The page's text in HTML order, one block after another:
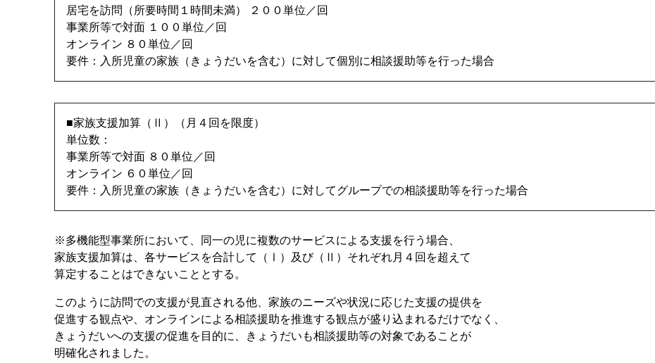
居宅を訪問（所要時間１時間未満） ２００単位／回
事業所等で対面 １００単位／回
オンライン ８０単位／回
要件：入所児童の家族（きょうだいを含む）に対して個別に相談援助等を行った場合
■家族支援加算（Ⅱ）（月４回を限度）
単位数：
事業所等で対面 ８０単位／回
オンライン ６０単位／回
要件：入所児童の家族（きょうだいを含む）に対してグループでの相談援助等を行った場合
※多機能型事業所において、同一の児に複数のサービスによる支援を行う場合、
家族支援加算は、各サービスを合計して（Ⅰ）及び（Ⅱ）それぞれ月４回を超えて
算定することはできないこととする。
このように訪問での支援が見直される他、家族のニーズや状況に応じた支援の提供を
促進する観点や、オンラインによる相談援助を推進する観点が盛り込まれるだけでなく、
きょうだいへの支援の促進を目的に、きょうだいも相談援助等の対象であることが
明確化されました。